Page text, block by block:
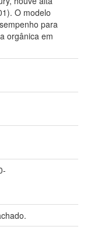
O modelo
para
orgânica em